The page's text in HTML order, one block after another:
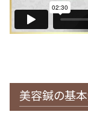
美容鍼の基